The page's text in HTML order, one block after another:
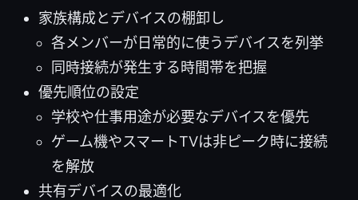
家族構成とデバイスの棚卸し
各メンバーが日常的に使うデバイスを列挙
同時接続が発生する時間帯を把握
優先順位の設定
学校や仕事用途が必要なデバイスを優先
ゲーム機やスマートTVは非ピーク時に接続
を解放
共有デバイスの最適化